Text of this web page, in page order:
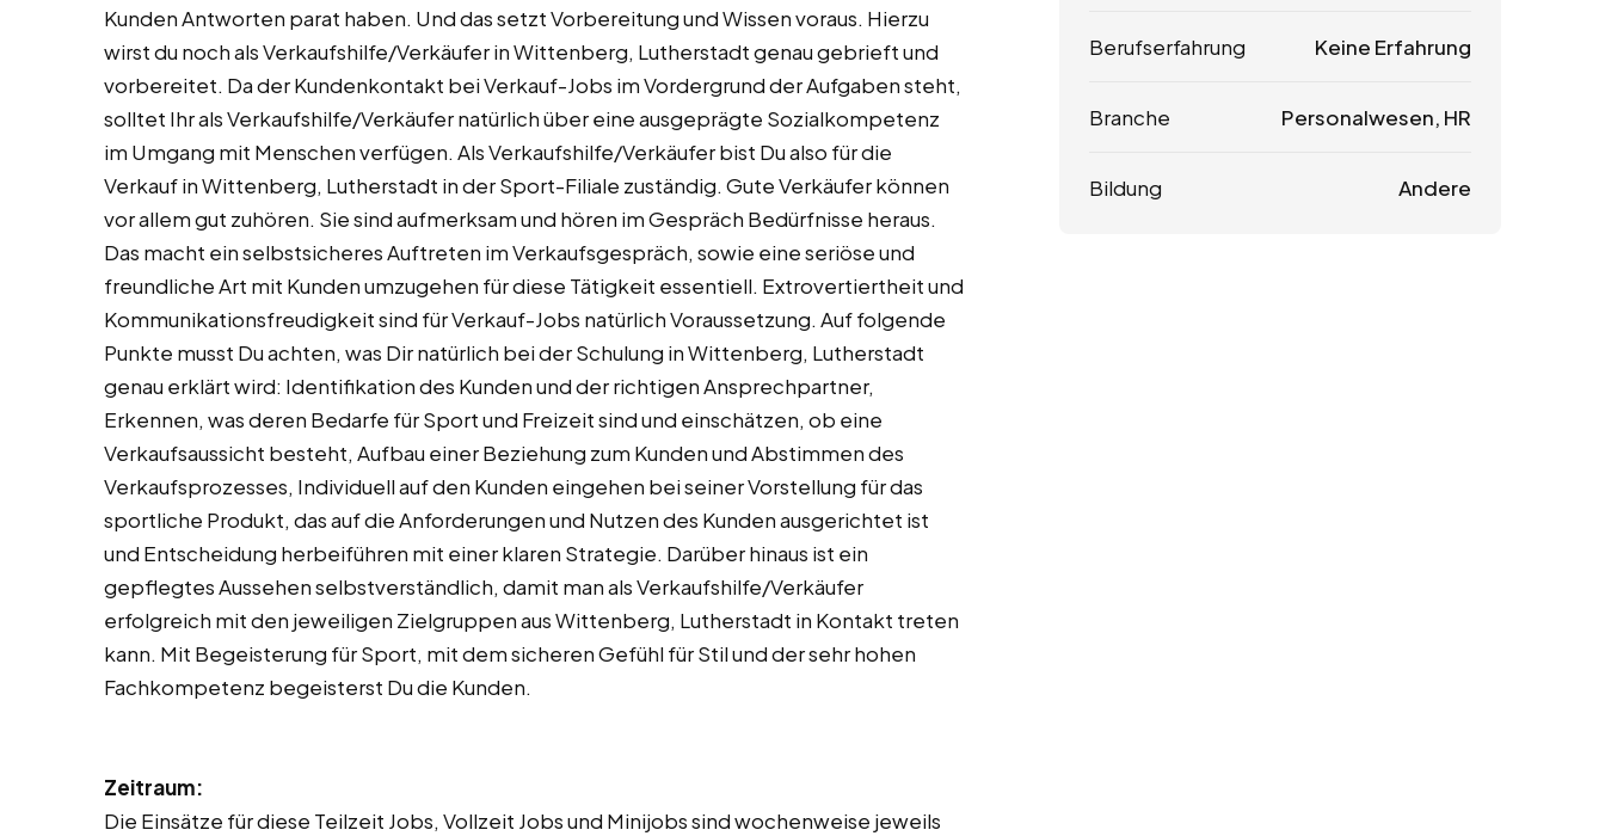
Kunden Antworten parat haben. Und das setzt Vorbereitung und Wissen voraus. Hierzu
wirst du noch als Verkaufshilfe/Verkäufer in Wittenberg, Lutherstadt genau gebrieft und
vorbereitet. Da der Kundenkontakt bei Verkauf-Jobs im Vordergrund der Aufgaben steht,
solltet Ihr als Verkaufshilfe/Verkäufer natürlich über eine ausgeprägte Sozialkompetenz
im Umgang mit Menschen verfügen. Als Verkaufshilfe/Verkäufer bist Du also für die
Verkauf in Wittenberg, Lutherstadt in der Sport-Filiale zuständig. Gute Verkäufer können
vor allem gut zuhören. Sie sind aufmerksam und hören im Gespräch Bedürfnisse heraus.
Das macht ein selbstsicheres Auftreten im Verkaufsgespräch, sowie eine seriöse und
freundliche Art mit Kunden umzugehen für diese Tätigkeit essentiell. Extrovertiertheit und
Kommunikationsfreudigkeit sind für Verkauf-Jobs natürlich Voraussetzung. Auf folgende
Punkte musst Du achten, was Dir natürlich bei der Schulung in Wittenberg, Lutherstadt
genau erklärt wird: Identifikation des Kunden und der richtigen Ansprechpartner,
Erkennen, was deren Bedarfe für Sport und Freizeit sind und einschätzen, ob eine
Verkaufsaussicht besteht, Aufbau einer Beziehung zum Kunden und Abstimmen des
Verkaufsprozesses, Individuell auf den Kunden eingehen bei seiner Vorstellung für das
sportliche Produkt, das auf die Anforderungen und Nutzen des Kunden ausgerichtet ist
und Entscheidung herbeiführen mit einer klaren Strategie. Darüber hinaus ist ein
gepflegtes Aussehen selbstverständlich, damit man als Verkaufshilfe/Verkäufer
erfolgreich mit den jeweiligen Zielgruppen aus Wittenberg, Lutherstadt in Kontakt treten
kann. Mit Begeisterung für Sport, mit dem sicheren Gefühl für Stil und der sehr hohen
Fachkompetenz begeisterst Du die Kunden.
Zeitraum:
Die Einsätze für diese Teilzeit Jobs, Vollzeit Jobs und Minijobs sind wochenweise jeweils
Berufserfahrung Keine Erfahrung
Branche Personalwesen, HR
Bildung Andere